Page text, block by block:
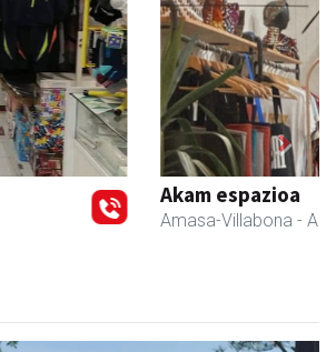
- Arropa-dendak
Next